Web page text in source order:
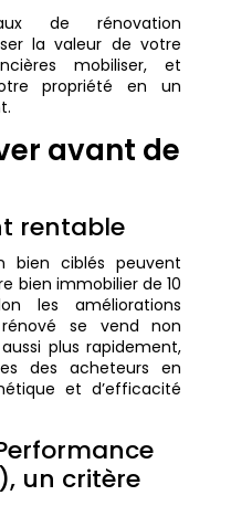
de rénovation
la valeur de votre
mobiliser, et
propriété en un
avant de
rentable
bien ciblés peuvent
bien immobilier de 10
les améliorations
se vend non
plus rapidement,
des acheteurs en
et d’efficacité
un critère